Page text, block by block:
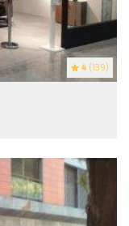
4 (139)